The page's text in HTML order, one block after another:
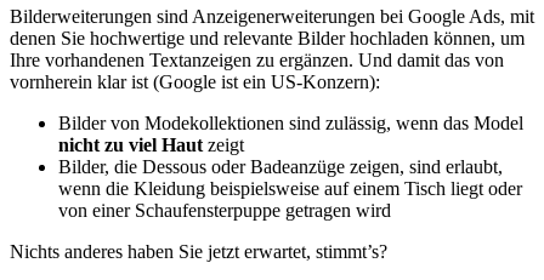
Bilderweiterungen sind Anzeigenerweiterungen bei Google Ads, mit
denen Sie hochwertige und relevante Bilder hochladen können, um
Ihre vorhandenen Textanzeigen zu ergänzen. Und damit das von
vornherein klar ist (Google ist ein US-Konzern):
Bilder von Modekollektionen sind zulässig, wenn das Model
nicht zu viel Haut zeigt
Bilder, die Dessous oder Badeanzüge zeigen, sind erlaubt,
wenn die Kleidung beispielsweise auf einem Tisch liegt oder
von einer Schaufensterpuppe getragen wird
Nichts anderes haben Sie jetzt erwartet, stimmt’s?